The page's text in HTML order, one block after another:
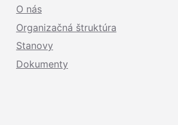
O nás
Organizačná štruktúra
Stanovy
Dokumenty